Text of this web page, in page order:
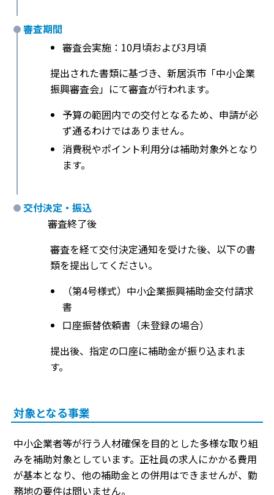
審査期間
審査会実施：10月頃および3月頃
提出された書類に基づき、新居浜市「中小企業
振興審査会」にて審査が行われます。
予算の範囲内での交付となるため、申請が必
ず通るわけではありません。
消費税やポイント利用分は補助対象外となり
ます。
交付決定・振込
審査終了後
審査を経て交付決定通知を受けた後、以下の書
類を提出してください。
（第4号様式）中小企業振興補助金交付請求
書
口座振替依頼書（未登録の場合）
提出後、指定の口座に補助金が振り込まれま
す。
対象となる事業
中小企業者等が行う人材確保を目的とした多様な取り組
みを補助対象としています。正社員の求人にかかる費用
が基本となり、他の補助金との併用はできませんが、勤
務地の要件は問いません。